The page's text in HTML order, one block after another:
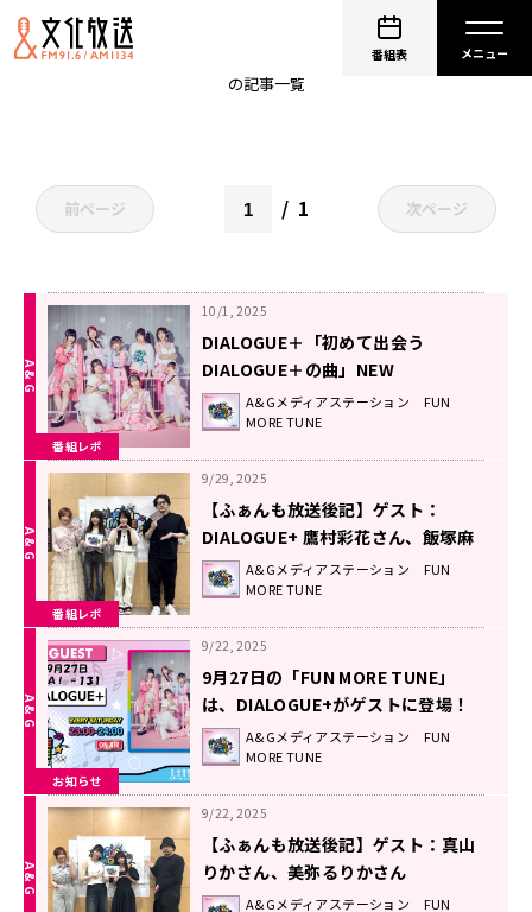
番組表
の記事一覧
前ページ 1 次ページ
番組レポ
10/1, 2025
DIALOGUE＋「初めて出会う
DIALOGUE＋の曲」NEW
EP『PENTA+LOGUE』に込めた想
い！
A&Gメディアステーション FUN
MORE TUNE
番組レポ
9/29, 2025
【ふぁんも放送後記】ゲスト：
DIALOGUE+ 鷹村彩花さん、飯塚麻
結さん（2025.9/27 OA #131）
A&Gメディアステーション FUN
MORE TUNE
お知らせ
9/22, 2025
9月27日の「FUN MORE TUNE」
は、DIALOGUE+がゲストに登場！
A&Gメディアステーション FUN
MORE TUNE
9/22, 2025
【ふぁんも放送後記】ゲスト：真山
りかさん、美弥るりかさん
（2025.9/20 OA #130）
A&Gメディアステーション FUN